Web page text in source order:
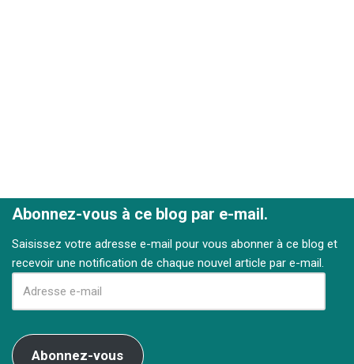
Abonnez-vous à ce blog par e-mail.
Saisissez votre adresse e-mail pour vous abonner à ce blog et
recevoir une notification de chaque nouvel article par e-mail.
Abonnez-vous